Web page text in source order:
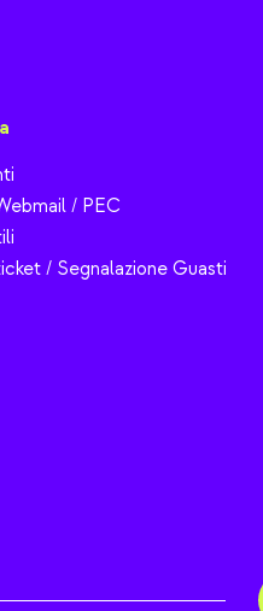
/ PEC
/ Segnalazione Guasti